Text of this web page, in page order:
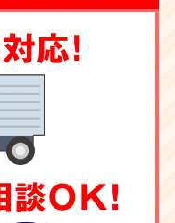
おります。
応！
談OK！